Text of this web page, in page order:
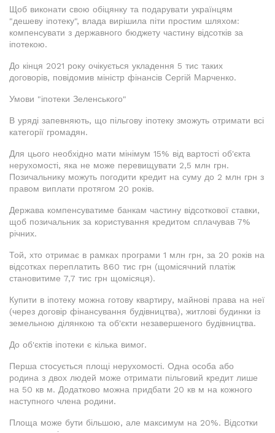
Щоб виконати свою обіцянку та подарувати українцям
"дешеву іпотеку", влада вирішила піти простим шляхом:
компенсувати з державного бюджету частину відсотків за
іпотекою.
До кінця 2021 року очікується укладення 5 тис таких
договорів, повідомив міністр фінансів Сергій Марченко.
Умови "іпотеки Зеленського"
В уряді запевняють, що пільгову іпотеку зможуть отримати всі
категорії громадян.
Для цього необхідно мати мінімум 15% від вартості об'єкта
нерухомості, яка не може перевищувати 2,5 млн грн.
Позичальнику можуть погодити кредит на суму до 2 млн грн з
правом виплати протягом 20 років.
Держава компенсуватиме банкам частину відсоткової ставки,
щоб позичальник за користування кредитом сплачував 7%
річних.
Той, хто отримає в рамках програми 1 млн грн, за 20 років на
відсотках переплатить 860 тис грн (щомісячний платіж
становитиме 7,7 тис грн щомісяця).
Купити в іпотеку можна готову квартиру, майнові права на неї
(через договір фінансування будівництва), житлові будинки із
земельною ділянкою та об'єкти незавершеного будівництва.
До об'єктів іпотеки є кілька вимог.
Перша стосується площі нерухомості. Одна особа або
родина з двох людей може отримати пільговий кредит лише
на 50 кв м. Додатково можна придбати 20 кв м на кожного
наступного члена родини.
Площа може бути більшою, але максимум на 20%. Відсотки